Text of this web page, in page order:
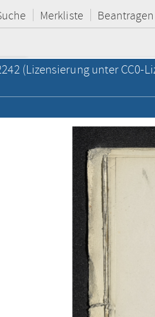
Merkliste Beantragen
(Lizensierung unter CC0-